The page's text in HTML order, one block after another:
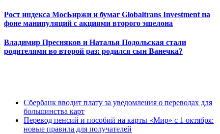
Рост индекса МосБиржи и бумаг Globaltrans Investment на
фоне манипуляций с акциями второго эшелона
Владимир Пресняков и Наталья Подольская стали
родителями во второй раз: родился сын Ванечка?
Сбербанк вводит плату за уведомления о переводах для
большинства карт
Перевод пенсий и пособий на карты «Мир» с 1 октября:
новые правила для получателей